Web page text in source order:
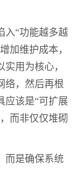
“功能越多越
加维护成本，
用为核心，
络，然后再根
应该是“可扩展
而非仅仅堆砌
是确保系统